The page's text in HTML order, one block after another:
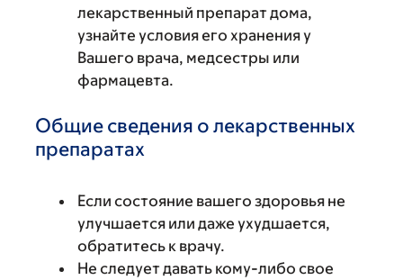
лекарственный препарат дома,
узнайте условия его хранения у
Вашего врача, медсестры или
фармацевта.
Общие сведения о лекарственных
препаратах
Если состояние вашего здоровья не
улучшается или даже ухудшается,
обратитесь к врачу.
Не следует давать кому-либо свое